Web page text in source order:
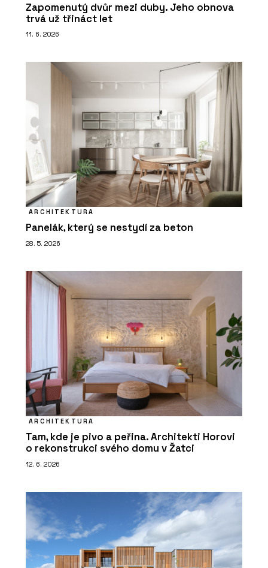
Zapomenutý dvůr mezi duby. Jeho obnova
trvá už třináct let
11. 6. 2026
ARCHITEKTURA
Panelák, který se nestydí za beton
28. 5. 2026
ARCHITEKTURA
Tam, kde je pivo a peřina. Architekti Horovi
o rekonstrukci svého domu v Žatci
12. 6. 2026